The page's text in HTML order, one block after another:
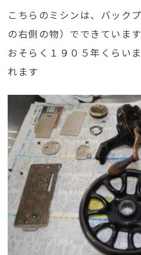
こちらのミシンは、バック
の右側の物）でできています
おそらく１９０５年くらい
れます